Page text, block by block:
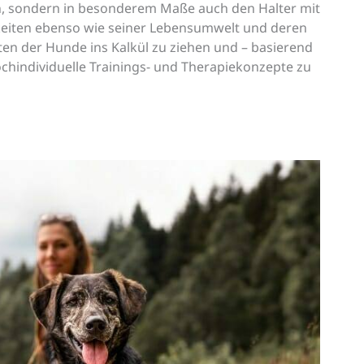
sondern in besonderem Maße auch den Halter mit
ebenso wie seiner Lebensumwelt und deren
der Hunde ins Kalkül zu ziehen und – basierend
Trainings- und Therapiekonzepte zu